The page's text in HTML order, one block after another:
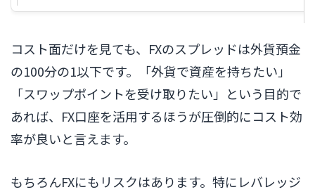
コスト面だけを見ても、FXのスプレッドは外貨預金
の100分の1以下です。「外貨で資産を持ちたい」
「スワップポイントを受け取りたい」という目的で
あれば、FX口座を活用するほうが圧倒的にコスト効
率が良いと言えます。
もちろんFXにもリスクはあります。特にレバレッジ